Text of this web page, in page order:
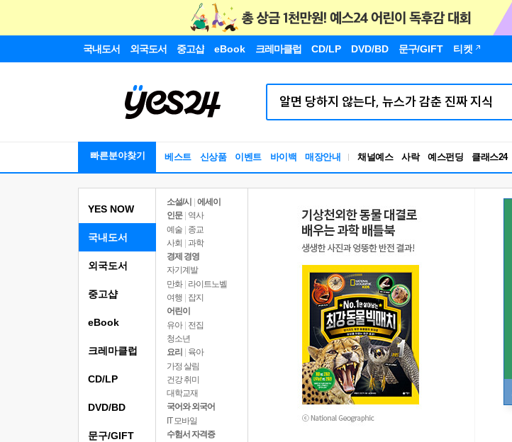
국내도서 외국도서 중고샵 eBook 크레마클럽 CD/LP DVD/BD 문구/GIFT 티켓
빠른분야찾기 베스트 신상품 이벤트 바이백 매장안내 채널예스 사락 예스펀딩 클래스24
YES NOW
국내도서
소설/시
에세이
인문
역사
예술 | 종교
사회 | 과학
경제 경영
자기계발
만화 | 라이트노벨
여행
잡지
어린이
유아 | 전집
청소년
요리
육아
가정 살림
건강 취미
대학교재
국어와 외국어
IT 모바일
수험서 자격증
외국도서
중고샵
eBook
크레마클럽
CD/LP
DVD/BD
문구/GIFT